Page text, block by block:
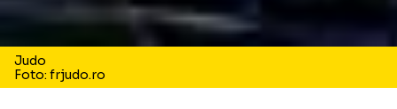
Judo
Foto: frjudo.ro